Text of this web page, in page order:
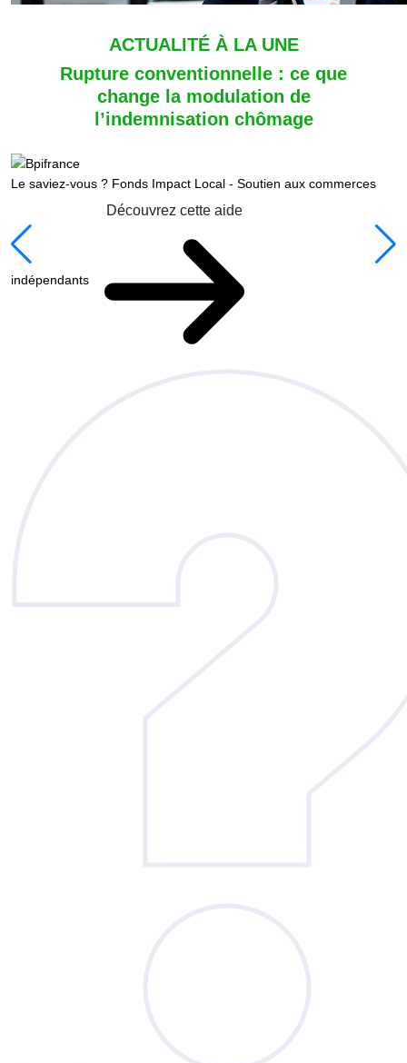
ACTUALITÉ À LA UNE
Rupture conventionnelle : ce que
change la modulation de
l’indemnisation chômage
Le saviez-vous ? Fonds Impact Local - Soutien aux commerces
indépendants
Découvrez cette aide